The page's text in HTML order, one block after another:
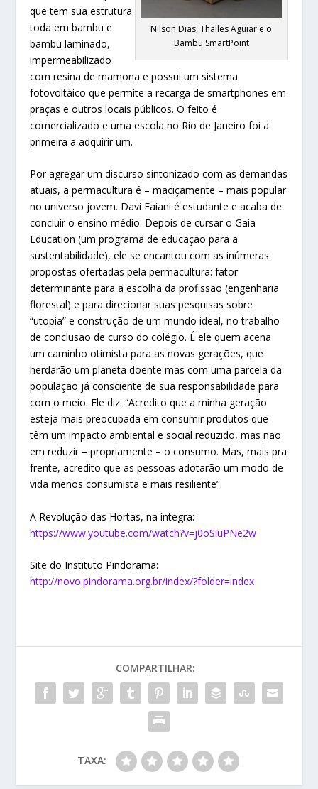
Nilson Dias, Thalles Aguiar e o
Bambu SmartPoint
que tem sua estrutura
toda em bambu e
bambu laminado,
impermeabilizado
com resina de mamona e possui um sistema
fotovoltáico que permite a recarga de smartphones em
praças e outros locais públicos. O feito é
comercializado e uma escola no Rio de Janeiro foi a
primeira a adquirir um.
Por agregar um discurso sintonizado com as demandas
atuais, a permacultura é – maciçamente – mais popular
no universo jovem. Davi Faiani é estudante e acaba de
concluir o ensino médio. Depois de cursar o Gaia
Education (um programa de educação para a
sustentabilidade), ele se encantou com as inúmeras
propostas ofertadas pela permacultura: fator
determinante para a escolha da profissão (engenharia
florestal) e para direcionar suas pesquisas sobre
“utopia” e construção de um mundo ideal, no trabalho
de conclusão de curso do colégio. É ele quem acena
um caminho otimista para as novas gerações, que
herdarão um planeta doente mas com uma parcela da
população já consciente de sua responsabilidade para
com o meio. Ele diz: “Acredito que a minha geração
esteja mais preocupada em consumir produtos que
têm um impacto ambiental e social reduzido, mas não
em reduzir – propriamente – o consumo. Mas, mais pra
frente, acredito que as pessoas adotarão um modo de
vida menos consumista e mais resiliente”.
A Revolução das Hortas, na íntegra:
https://www.youtube.com/watch?v=j0oSiuPNe2w
Site do Instituto Pindorama:
http://novo.pindorama.org.br/index/?folder=index
COMPARTILHAR:
TAXA: